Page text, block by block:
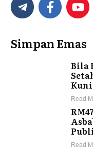
Simpan Emas
Bila
Read
Read